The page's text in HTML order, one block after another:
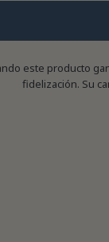
este producto
fidelización. Su